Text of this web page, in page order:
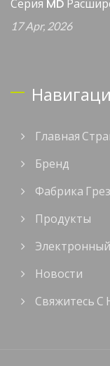
Серия MD
17 Apr, 2026
Главная
Бренд
Фабрика
Продукты
Новости
Свяжитесь С